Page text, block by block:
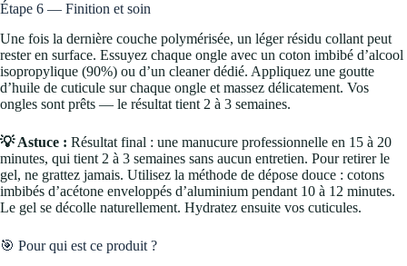
Étape 6 — Finition et soin
Une fois la dernière couche polymérisée, un léger résidu collant peut
rester en surface. Essuyez chaque ongle avec un coton imbibé d’alcool
isopropylique (90%) ou d’un cleaner dédié. Appliquez une goutte
d’huile de cuticule sur chaque ongle et massez délicatement. Vos
ongles sont prêts — le résultat tient 2 à 3 semaines.
💡 Astuce : Résultat final : une manucure professionnelle en 15 à 20
minutes, qui tient 2 à 3 semaines sans aucun entretien. Pour retirer le
gel, ne grattez jamais. Utilisez la méthode de dépose douce : cotons
imbibés d’acétone enveloppés d’aluminium pendant 10 à 12 minutes.
Le gel se décolle naturellement. Hydratez ensuite vos cuticules.
🎯 Pour qui est ce produit ?